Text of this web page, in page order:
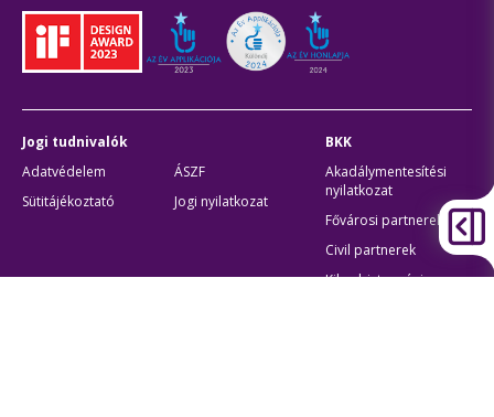
Jogi tudnivalók
Adatvédelem
ÁSZF
Sütitájékoztató
Jogi nyilatkozat
BKK
Akadálymentesítési
nyilatkozat
Fővárosi partnerek
Civil partnerek
Kiberbiztonsági